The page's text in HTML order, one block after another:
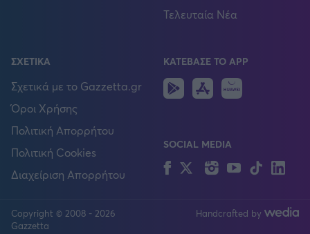
Τελευταία Νέα
ΣΧΕΤΙΚΑ
Σχετικά με το Gazzetta.gr
Όροι Χρήσης
Πολιτική Απορρήτου
Πολιτική Cookies
Διαχείριση Απορρήτου
ΚΑΤΕΒΑΣΕ ΤΟ APP
Android
IOS
SOCIAL MEDIA
FacebookTwitterInstagram
YouTubeTikTok
Copyright © 2008 - 2026
Gazzetta
Handcrafted by